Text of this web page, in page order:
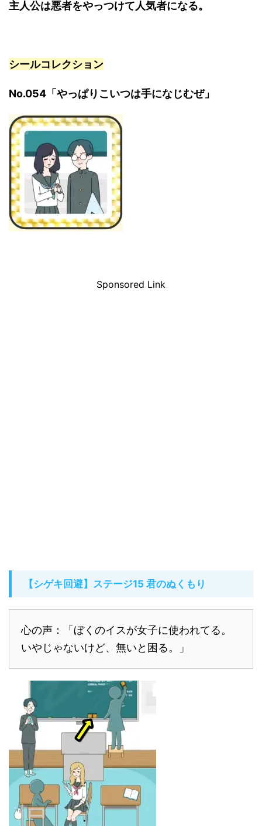
主人公は悪者をやっつけて人気者になる。
シールコレクション
No.054「やっぱりこいつは手になじむぜ」
Sponsored Link
【シゲキ回避】ステージ15 君のぬくもり
心の声：「ぼくのイスが女子に使われてる。
いやじゃないけど、無いと困る。」